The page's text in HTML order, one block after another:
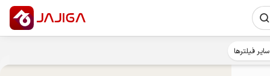
سایر فیلترها